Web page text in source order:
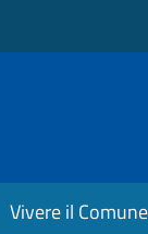
Vivere il Comune